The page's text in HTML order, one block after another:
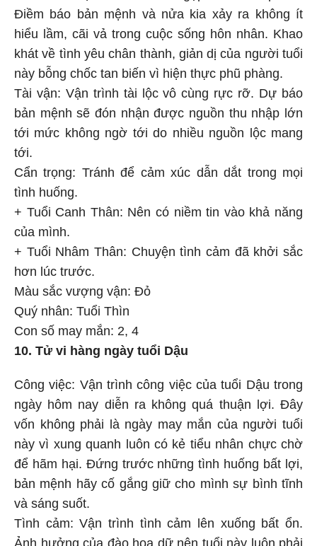
Điềm báo bản mệnh và nửa kia xảy ra không ít
hiểu lầm, cãi vả trong cuộc sống hôn nhân. Khao
khát về tình yêu chân thành, giản dị của người tuổi
này bỗng chốc tan biến vì hiện thực phũ phàng.
Tài vận: Vận trình tài lộc vô cùng rực rỡ. Dự báo
bản mệnh sẽ đón nhận được nguồn thu nhập lớn
tới mức không ngờ tới do nhiều nguồn lộc mang
tới.
Cẩn trọng: Tránh để cảm xúc dẫn dắt trong mọi
tình huống.
+ Tuổi Canh Thân: Nên có niềm tin vào khả năng
của mình.
+ Tuổi Nhâm Thân: Chuyện tình cảm đã khởi sắc
hơn lúc trước.
Màu sắc vượng vận: Đỏ
Quý nhân: Tuổi Thìn
Con số may mắn: 2, 4
10. Tử vi hàng ngày tuổi Dậu
Công việc: Vận trình công việc của tuổi Dậu trong
ngày hôm nay diễn ra không quá thuận lợi. Đây
vốn không phải là ngày may mắn của người tuổi
này vì xung quanh luôn có kẻ tiểu nhân chực chờ
để hãm hại. Đứng trước những tình huống bất lợi,
bản mệnh hãy cố gắng giữ cho mình sự bình tĩnh
và sáng suốt.
Tình cảm: Vận trình tình cảm lên xuống bất ổn.
Ảnh hưởng của đào hoa dữ nên tuổi này luôn phải